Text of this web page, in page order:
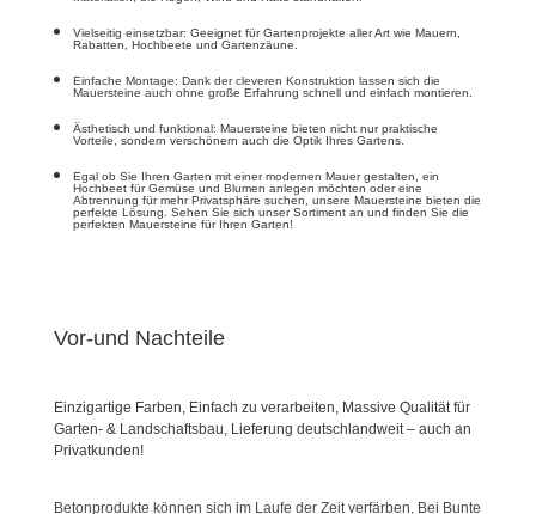
Vielseitig einsetzbar: Geeignet für Gartenprojekte aller Art wie Mauern,
Rabatten, Hochbeete und Gartenzäune.
Einfache Montage: Dank der cleveren Konstruktion lassen sich die
Mauersteine ​​auch ohne große Erfahrung schnell und einfach montieren.
Ästhetisch und funktional: Mauersteine ​​bieten nicht nur praktische
Vorteile, sondern verschönern auch die Optik Ihres Gartens.
Egal ob Sie Ihren Garten mit einer modernen Mauer gestalten, ein
Hochbeet für Gemüse und Blumen anlegen möchten oder eine
Abtrennung für mehr Privatsphäre suchen, unsere Mauersteine ​​bieten die
perfekte Lösung. Sehen Sie sich unser Sortiment an und finden Sie die
perfekten Mauersteine ​​für Ihren Garten!
Vor-und Nachteile
Einzigartige Farben, Einfach zu verarbeiten, Massive Qualität für
Garten- & Landschaftsbau, Lieferung deutschlandweit – auch an
Privatkunden!
Betonprodukte können sich im Laufe der Zeit verfärben, Bei Bunte